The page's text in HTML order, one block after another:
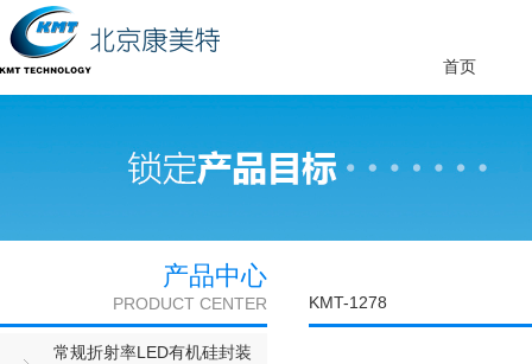
首页
产品中心
PRODUCT CENTER
常规折射率LED有机硅封装
KMT-1278